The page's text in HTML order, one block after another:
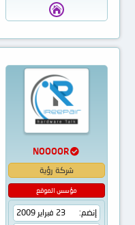
NOOOOR
شركة رؤية
مؤسس الموقع
إنضم
23 فبراير 2009